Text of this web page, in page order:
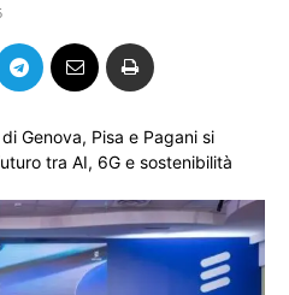
Genova, Pisa e Pagani si
tra AI, 6G e sostenibilità